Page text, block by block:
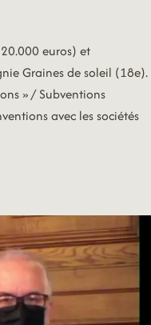
euros) et
Graines de soleil (18e).
» / Subventions
avec les sociétés